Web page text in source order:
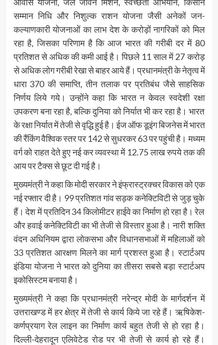
सम्मान निधि और निशुल्क राशन योजना जैसी अनेकों जन-
कल्याणकारी योजनाओं का लाभ देश के करोड़ों नागरिकों को मिल
रहा है, जिसका परिणाम है कि आज भारत की गरीबी दर में 80
प्रतिशत से अधिक की कमी आई है। पिछले 11 साल में 27 करोड़
से अधिक लोग गरीबी रेखा से बाहर आये हैं। प्रधानमंत्री के नेतृत्व में
धारा 370 की समाप्ति, तीन तलाक पर प्रतिबंध जैसे साहसिक
निर्णय लिये गये। उन्होंने कहा कि भारत न केवल स्वदेशी रक्षा
उपकरण बना रहा है, बल्कि दुनिया को निर्यात भी कर रहा है। भारत
के रक्षा निर्यात में तेजी से वृद्धि हुई है। ईज ऑफ डूइंग बिजनेस में भारत
की रैंकिंग वैश्विक स्तर पर 142 से सुधरकर 63 पर पहुंची है। मध्यम
वर्ग को राहत देते हुए नई कर व्यवस्था में 12.75 लाख रुपये तक की
आय पर टैक्स से छूट दी गई है।
मुख्यमंत्री ने कहा कि मोदी सरकार ने इंफ्रास्ट्रक्चर विकास को एक
नई रफ्तार दी है। 99 प्रतिशत गांव सड़क कनेक्टिविटी से जुड़ चुके
हैं। देश में प्रतिदिन 34 किलोमीटर हाईवे का निर्माण हो रहा है। रेल
और हवाई कनेक्टिविटी का भी तेजी से विस्तार हुआ है। नारी शक्ति
वंदन अधिनियम द्वारा लोकसभा और विधानसभाओं में महिलाओं को
33 प्रतिशत आरक्षण मिलने का मार्ग प्रशस्त हुआ है। स्टार्टअप
इंडिया योजना ने भारत को दुनिया का तीसरा सबसे बड़ा स्टार्टअप
इकोसिस्टम बनाया है।
मुख्यमंत्री ने कहा कि प्रधानमंत्री नरेन्द्र मोदी के मार्गदर्शन में
उत्तराखण्ड में हर क्षेत्र में तेजी से कार्य किये जा रहे हैं। ऋषिकेश-
कर्णप्रयाग रेल लाइन का निर्माण कार्य बहुत तेजी से हो रहा है।
दिल्ली-देहरादून एलिवेटेड रोड पर भी तेजी से कार्य हो रहे हैं।